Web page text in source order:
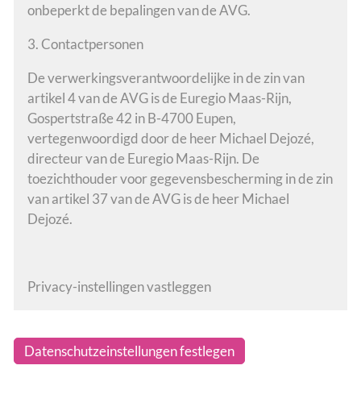
onbeperkt de bepalingen van de AVG.
3. Contactpersonen
De verwerkingsverantwoordelijke in de zin van
artikel 4 van de AVG is de Euregio Maas-Rijn,
Gospertstraße 42 in B-4700 Eupen,
vertegenwoordigd door de heer Michael Dejozé,
directeur van de Euregio Maas-Rijn. De
toezichthouder voor gegevensbescherming in de zin
van artikel 37 van de AVG is de heer Michael
Dejozé.
Privacy-instellingen vastleggen
Datenschutzeinstellungen festlegen